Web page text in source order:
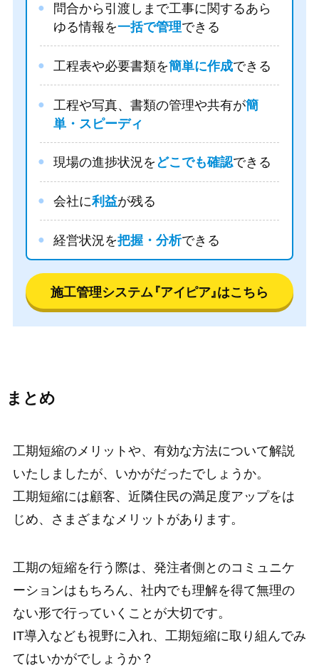
問合から引渡しまで工事に関するあら
ゆる情報を一括で管理できる
工程表や必要書類を簡単に作成できる
工程や写真、書類の管理や共有が簡
単・スピーディ
現場の進捗状況を どこでも確認できる
会社に利益が残る
経営状況を把握・分析できる
施工管理システム『アイピア』はこちら
まとめ
工期短縮のメリットや、有効な方法について解説
いたしましたが、いかがだったでしょうか。
工期短縮には顧客、近隣住民の満足度アップをは
じめ、さまざまなメリットがあります。
工期の短縮を行う際は、発注者側とのコミュニケ
ーションはもちろん、社内でも理解を得て無理の
ない形で行っていくことが大切です。
IT導入なども視野に入れ、工期短縮に取り組んでみ
てはいかがでしょうか？